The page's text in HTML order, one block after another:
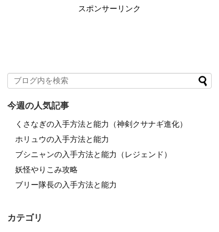
スポンサーリンク
今週の人気記事
くさなぎの入手方法と能力（神剣クサナギ進化）
ホリュウの入手方法と能力
ブシニャンの入手方法と能力（レジェンド）
妖怪やりこみ攻略
ブリー隊長の入手方法と能力
カテゴリ